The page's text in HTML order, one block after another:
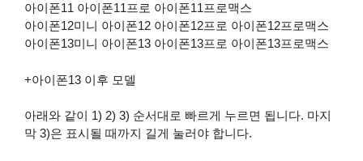
아이폰11 아이폰11프로 아이폰11프로맥스
아이폰12미니 아이폰12 아이폰12프로 아이폰12프로맥스
아이폰13미니 아이폰13 아이폰13프로 아이폰13프로맥스
+아이폰13 이후 모델
아래와 같이 1) 2) 3) 순서대로 빠르게 누르면 됩니다. 마지
막 3)은 표시될 때까지 길게 눌러야 합니다.